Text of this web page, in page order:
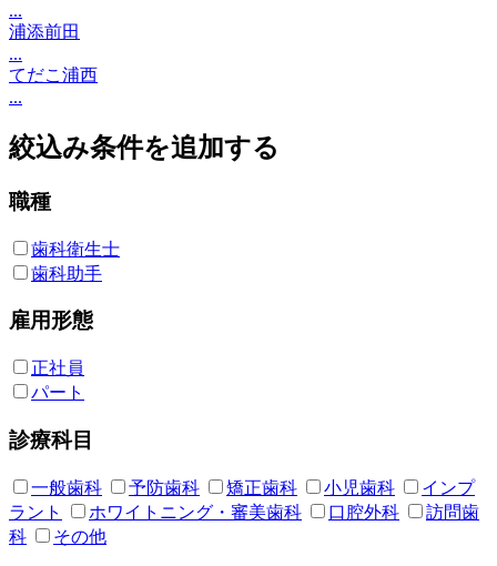
...
浦添前田
...
てだこ浦西
...
絞込み条件を追加する
職種
歯科衛生士
歯科助手
雇用形態
正社員
パート
診療科目
一般歯科 予防歯科 矯正歯科 小児歯科
インプ
ラント
ホワイトニング・審美歯科 口腔外科
訪問歯
科
その他